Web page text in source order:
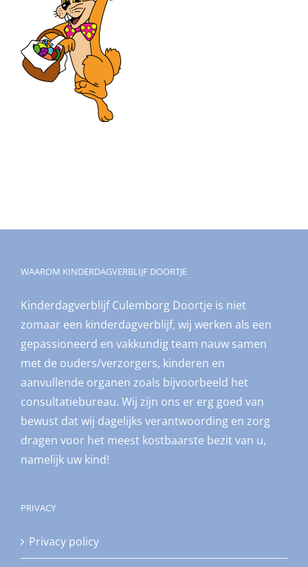
WAAROM KINDERDAGVERBLIJF DOORTJE
Kinderdagverblijf Culemborg Doortje is niet
zomaar een kinderdagverblijf, wij werken als een
gepassioneerd en vakkundig team nauw samen
met de ouders/verzorgers, kinderen en
aanvullende organen zoals bijvoorbeeld het
consultatiebureau. Wij zijn ons er erg goed van
bewust dat wij dagelijks verantwoording en zorg
dragen voor het meest kostbaarste bezit van u,
namelijk uw kind!
PRIVACY
Privacy policy